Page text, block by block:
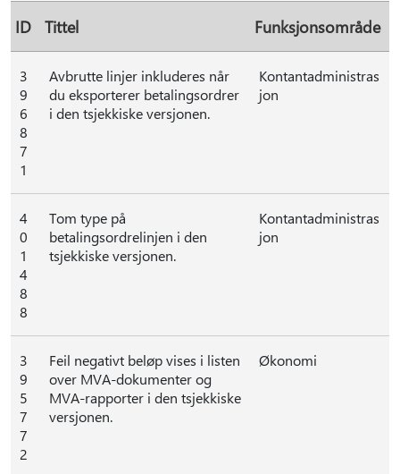
ID Tittel Funksjonsområde
3
9
6
8
7
1
Avbrutte linjer inkluderes når
du eksporterer betalingsordrer
i den tsjekkiske versjonen.
Kontantadministras
jon
4
0
1
4
8
8
Tom type på
betalingsordrelinjen i den
tsjekkiske versjonen.
Kontantadministras
jon
3
9
5
7
7
2
Feil negativt beløp vises i listen
over MVA-dokumenter og
MVA-rapporter i den tsjekkiske
versjonen.
Økonomi